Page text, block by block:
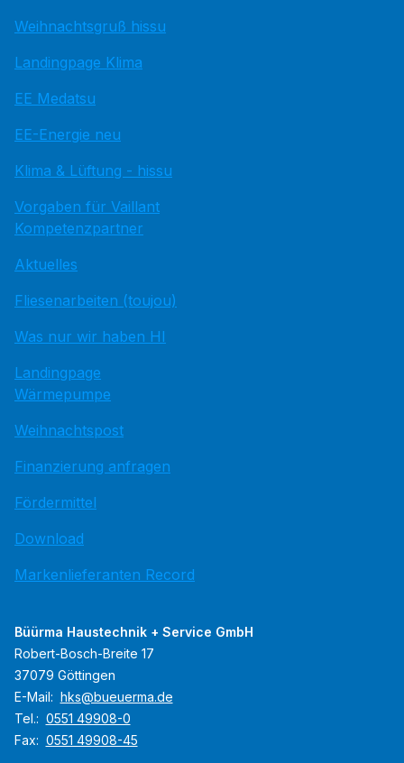
Weihnachtsgruß hissu
Landingpage Klima
EE Medatsu
EE-Energie neu
Klima & Lüftung - hissu
Vorgaben für Vaillant
Kompetenzpartner
Aktuelles
Fliesenarbeiten (toujou)
Was nur wir haben HI
Landingpage
Wärmepumpe
Weihnachtspost
Finanzierung anfragen
Fördermittel
Download
Markenlieferanten Record
Büürma Haustechnik + Service GmbH
Robert-Bosch-Breite 17
37079 Göttingen
E-Mail: hks@bueuerma.de
Tel.: 0551 49908-0
Fax: 0551 49908-45